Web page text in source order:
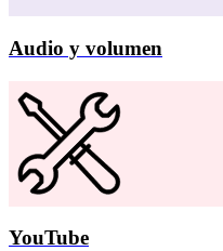
Audio y volumen
YouTube